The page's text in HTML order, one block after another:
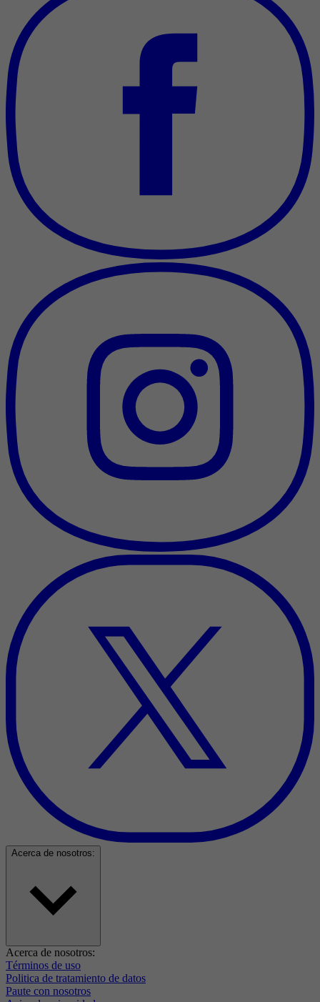
Acerca de nosotros:
Acerca de nosotros:
Términos de uso
Politica de tratamiento de datos
Paute con nosotros